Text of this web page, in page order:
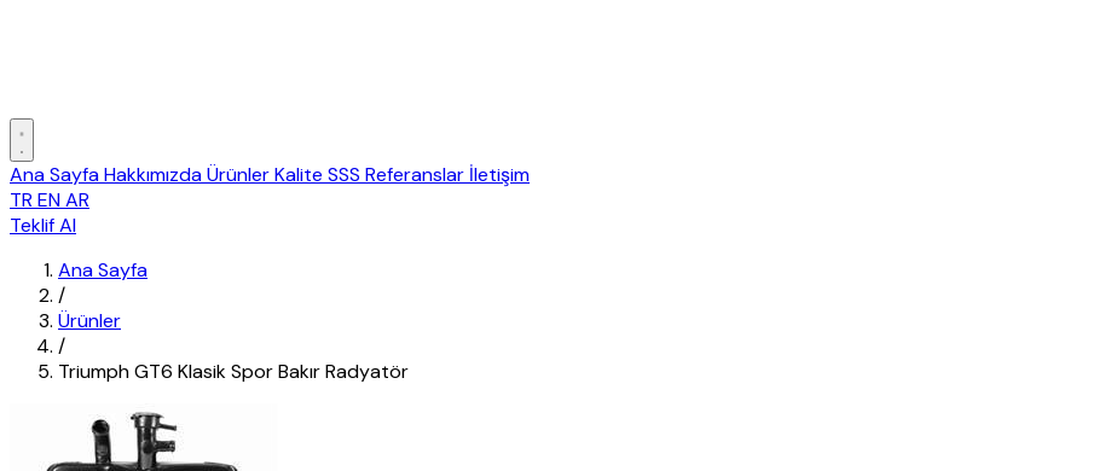
Ana SayfaHakkımızdaÜrünlerKalite SSS Referanslar İletişim
TR ENAR
Teklif Al
Ana Sayfa
/
Ürünler
/
Triumph GT6 Klasik Spor Bakır Radyatör